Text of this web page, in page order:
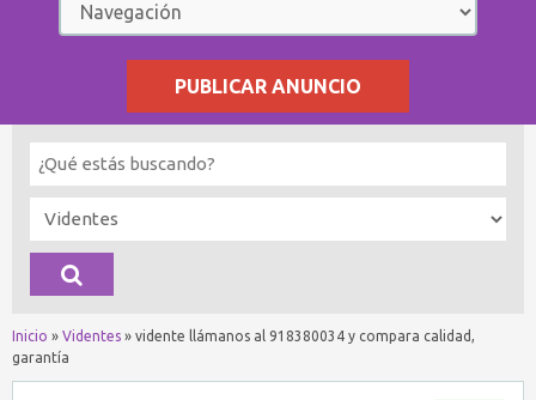
PUBLICAR ANUNCIO
Inicio » Videntes » vidente llámanos al 918380034 y compara calidad,
garantía